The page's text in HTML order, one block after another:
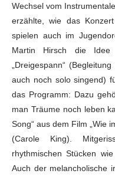
Wechsel vom
erzählte, wie das
spielen auch im
Martin Hirsch die Idee
„Dreigespann“
auch noch solo singend)
das Programm: Dazu
man Träume noch leben
Song“ aus dem Film „Wie
(Carole King).
rhythmischen Stücken
Auch der melancholische